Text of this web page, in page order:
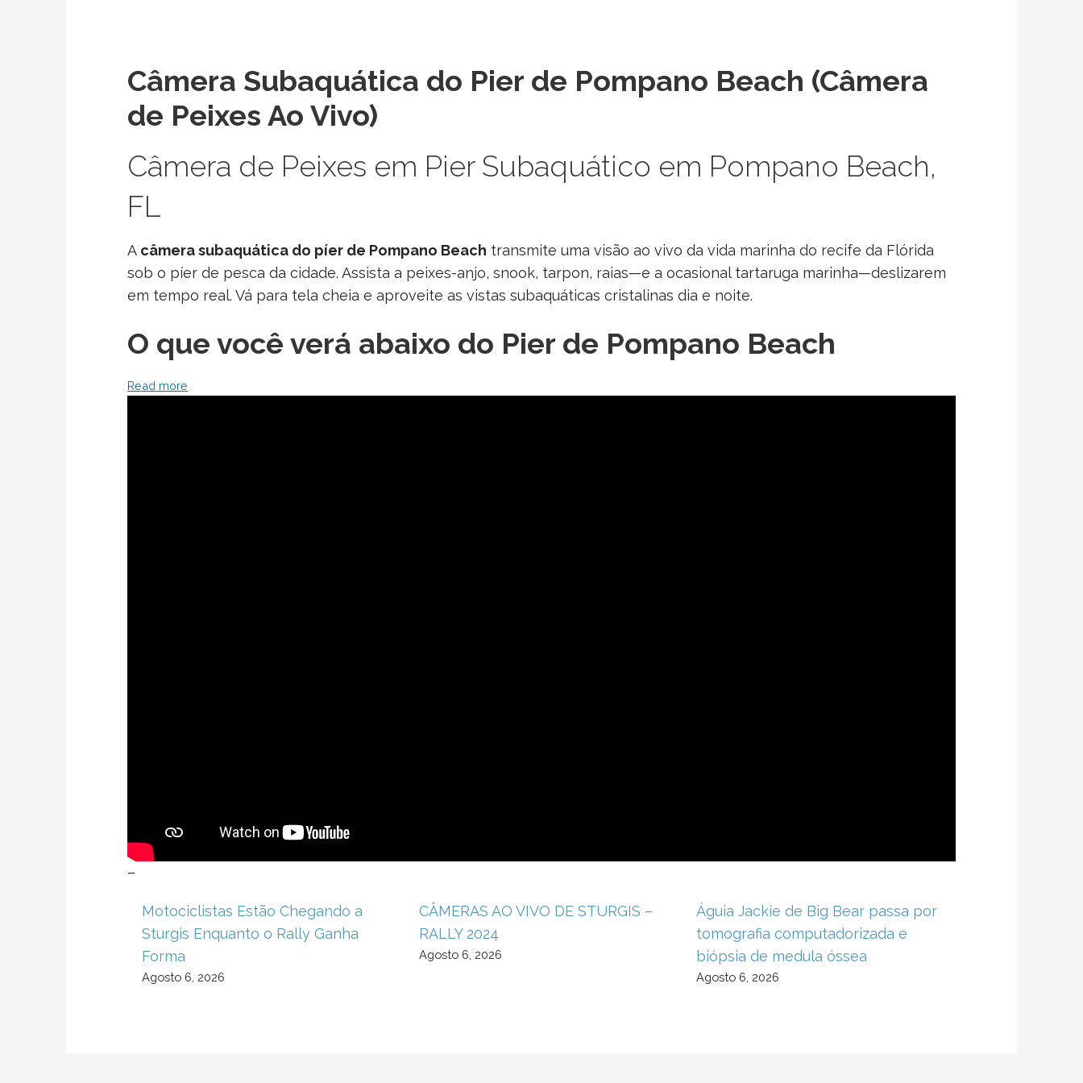
Câmera Subaquática do Pier de Pompano Beach (Câmera
de Peixes Ao Vivo)
Câmera de Peixes em Pier Subaquático em Pompano Beach,
FL
A câmera subaquática do píer de Pompano Beach transmite uma visão ao vivo da vida marinha do recife da Flórida
sob o píer de pesca da cidade. Assista a peixes-anjo, snook, tarpon, raias—e a ocasional tartaruga marinha—deslizarem
em tempo real. Vá para tela cheia e aproveite as vistas subaquáticas cristalinas dia e noite.
O que você verá abaixo do Pier de Pompano Beach
Read more
–
Motociclistas Estão Chegando a
Sturgis Enquanto o Rally Ganha
Forma
Agosto 6, 2026
CÂMERAS AO VIVO DE STURGIS –
RALLY 2024
Agosto 6, 2026
Águia Jackie de Big Bear passa por
tomografia computadorizada e
biópsia de medula óssea
Agosto 6, 2026